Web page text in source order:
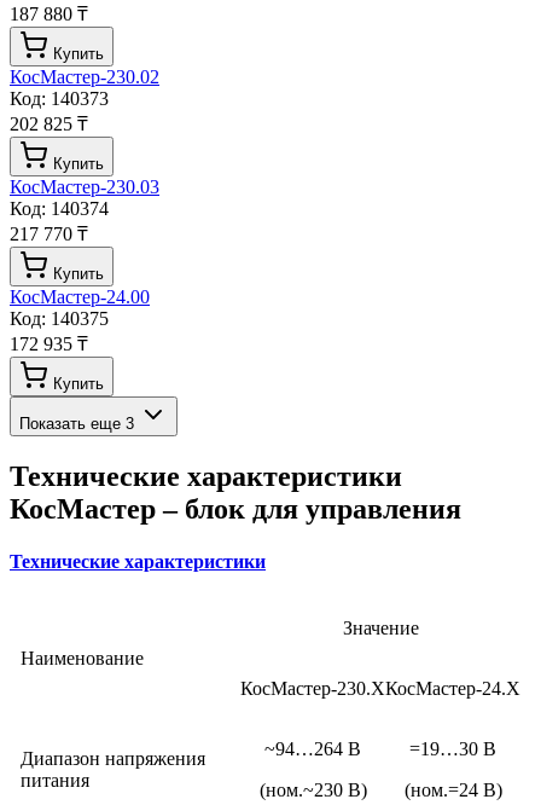
187 880 ₸
Купить
КосМастер-230.02
Код: 140373
202 825 ₸
Купить
КосМастер-230.03
Код: 140374
217 770 ₸
Купить
КосМастер-24.00
Код: 140375
172 935 ₸
Купить
Показать еще 3
Технические характеристики
КосМастер – блок для управления
Технические характеристики
Наименование
Значение
КосМастер-230.ХКосМастер-24.Х
Диапазон напряжения
питания
~94…264 В
(ном.~230 В)
=19…30 В
(ном.=24 В)